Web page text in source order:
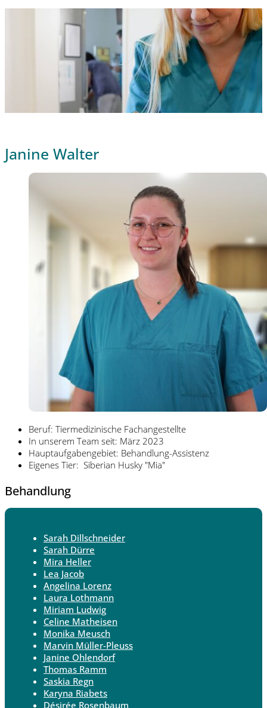
Janine Walter
Beruf: Tiermedizinische Fachangestellte
In unserem Team seit: März 2023
Hauptaufgabengebiet: Behandlung-Assistenz
Eigenes Tier: Siberian Husky "Mia"
Behandlung
Sarah Dillschneider
Sarah Dürre
Mira Heller
Lea Jacob
Angelina Lorenz
Laura Lothmann
Miriam Ludwig
Celine Matheisen
Monika Meusch
Marvin Müller-Pleuss
Janine Ohlendorf
Thomas Ramm
Saskia Regn
Karyna Riabets
Désirée Rosenbaum